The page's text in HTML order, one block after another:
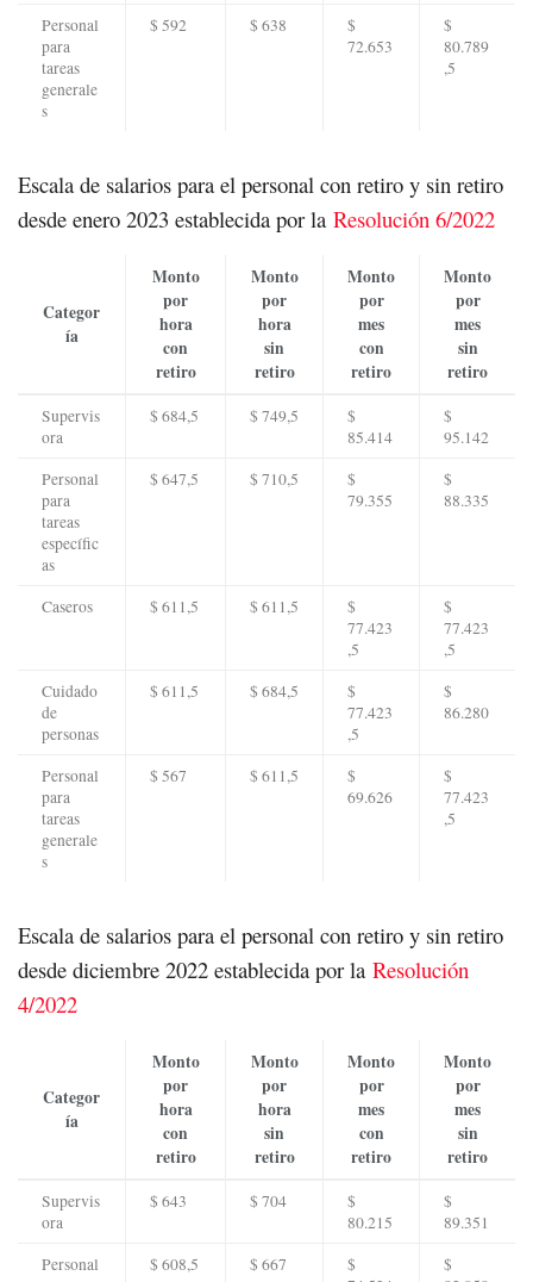
Personal
para
tareas
generale
s
$ 592 $ 638
$
72.653
$
80.789
,5
Escala de salarios para el personal con retiro y sin retiro
desde enero 2023 establecida por la Resolución 6/2022
Categor
ía
Monto
por
hora
con
retiro
Monto
por
hora
sin
retiro
Monto
por
mes
con
retiro
Monto
por
mes
sin
retiro
Supervis
ora
$ 684,5 $ 749,5
$
85.414
$
95.142
Personal
para
tareas
específic
as
$ 647,5 $ 710,5
$
79.355
$
88.335
Caseros $ 611,5 $ 611,5
$
77.423
,5
$
77.423
,5
Cuidado
de
personas
$ 611,5 $ 684,5
$
77.423
,5
$
86.280
Personal
para
tareas
generale
s
$ 567 $ 611,5
$
69.626
$
77.423
,5
Escala de salarios para el personal con retiro y sin retiro
desde diciembre 2022 establecida por la Resolución
4/2022
Categor
ía
Monto
por
hora
con
retiro
Monto
por
hora
sin
retiro
Monto
por
mes
con
retiro
Monto
por
mes
sin
retiro
Supervis
ora
$ 643 $ 704
$
80.215
$
89.351
Personal
$ 608,5 $ 667
$
$